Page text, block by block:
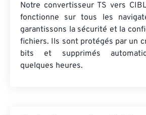
Notre convertisseur TS vers
fonctionne sur tous les
garantissons la sécurité et la
fichiers. Ils sont protégés par un
bits et supprimés
quelques heures.